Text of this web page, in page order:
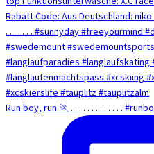
Run boy, run 🏃 . . . . . . . . . . . . . #runbo